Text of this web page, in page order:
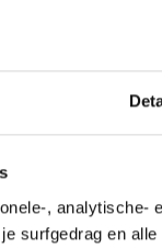
,
surfgedrag en
C=123,8 5In
C=25,4 1/
C=28,6 3/